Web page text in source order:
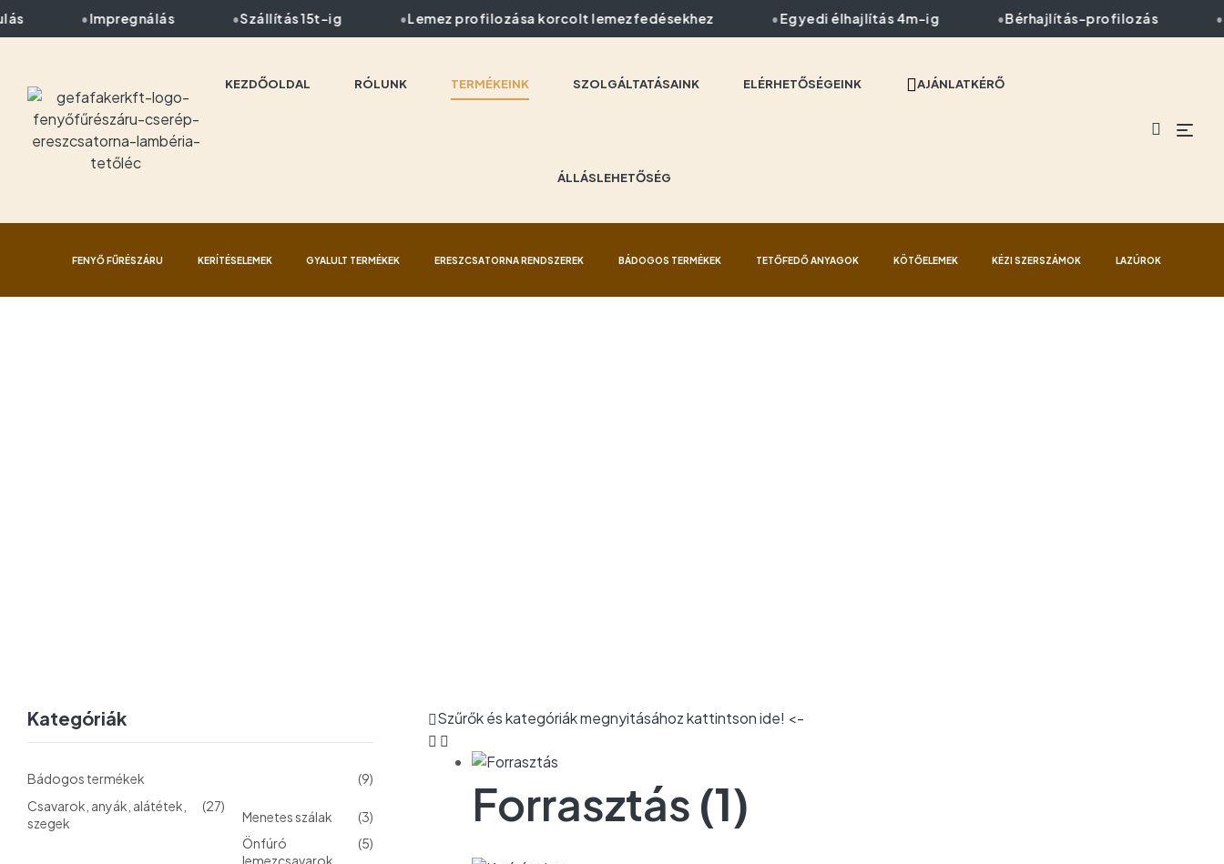
Impregnálás Szállítás 15t-ig Lemez profilozása korcolt lemezfedésekhez Egyedi élhajlítás 4m-ig Bérhajlítás-profilozás
KEZDŐOLDAL RÓLUNK TERMÉKEINK SZOLGÁLTATÁSAINK ELÉRHETŐSÉGEINK AJÁNLATKÉRŐ
ÁLLÁSLEHETŐSÉG
FENYŐ FŰRÉSZÁRU KERÍTÉSELEMEK GYALULT TERMÉKEK ERESZCSATORNA RENDSZEREK BÁDOGOS TERMÉKEK TETŐFEDŐ ANYAGOK KÖTŐELEMEK KÉZI SZERSZÁMOK LAZÚROK
Szűrők és kategóriák megnyitásához kattintson ide! <-
Forrasztás (1)
Kategóriák
Bádogos termékek
(9)
Csavarok, anyák, alátétek,
szegek
(27)
Menetes szálak
(3)
Önfúró
(5)